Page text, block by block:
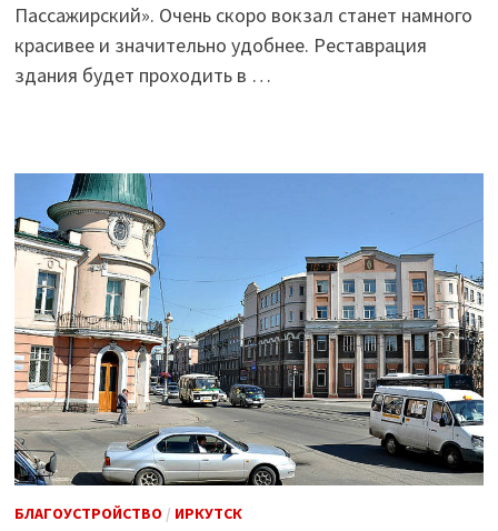
Пассажирский». Очень скоро вокзал станет намного
красивее и значительно удобнее. Реставрация
здания будет проходить в …
БЛАГОУСТРОЙСТВО / ИРКУТСК